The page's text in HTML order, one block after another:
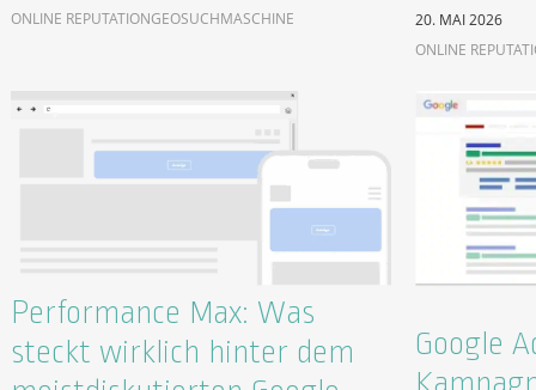
ONLINE REPUTATIONGEOSUCHMASCHINE
20. MAI 2026
ONLINE
Performance Max: Was
steckt wirklich hinter dem
Google